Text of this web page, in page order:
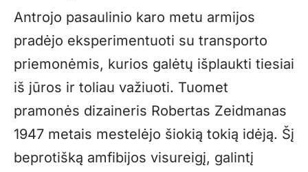
Antrojo pasaulinio karo metu armijos
pradėjo eksperimentuoti su transporto
priemonėmis, kurios galėtų išplaukti tiesiai
iš jūros ir toliau važiuoti. Tuomet
pramonės dizaineris Robertas Zeidmanas
1947 metais mestelėjo šiokią tokią idėją. Šį
beprotišką amfibijos visureigį, galintį